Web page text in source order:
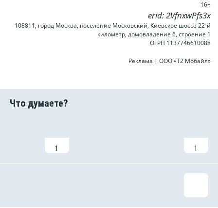
16+
erid: 2VfnxwPfs3x
108811, город Москва, поселение Московский, Киевское шоссе 22-й
километр, домовладение 6, строение 1
ОГРН 1137746610088
Реклама | ООО «Т2 Мобайл»
1 1